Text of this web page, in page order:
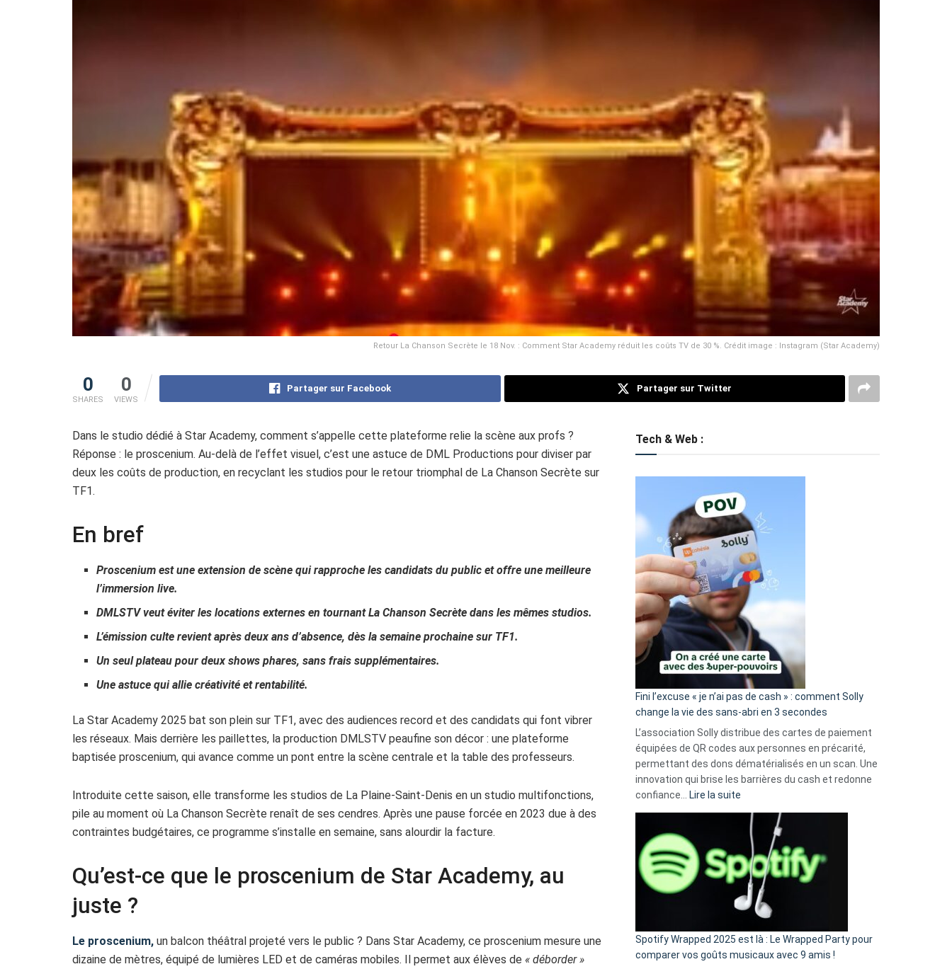
Retour La Chanson Secrète le 18 Nov. : Comment Star Academy réduit les coûts TV de 30 %. Crédit image : Instagram (Star Academy)
0
SHARES
0
VIEWS
Partager sur Facebook Partager sur Twitter
Dans le studio dédié à Star Academy, comment s’appelle cette plateforme relie la scène aux profs ?
Réponse : le proscenium. Au-delà de l’effet visuel, c’est une astuce de DML Productions pour diviser par
deux les coûts de production, en recyclant les studios pour le retour triomphal de La Chanson Secrète sur
TF1.
En bref
Proscenium est une extension de scène qui rapproche les candidats du public et offre une meilleure
l’immersion live.
DMLSTV veut éviter les locations externes en tournant La Chanson Secrète dans les mêmes studios.
L’émission culte revient après deux ans d’absence, dès la semaine prochaine sur TF1.
Un seul plateau pour deux shows phares, sans frais supplémentaires.
Une astuce qui allie créativité et rentabilité.
La Star Academy 2025 bat son plein sur TF1, avec des audiences record et des candidats qui font vibrer
les réseaux. Mais derrière les paillettes, la production DMLSTV peaufine son décor : une plateforme
baptisée proscenium, qui avance comme un pont entre la scène centrale et la table des professeurs.
Introduite cette saison, elle transforme les studios de La Plaine-Saint-Denis en un studio multifonctions,
pile au moment où La Chanson Secrète renaît de ses cendres. Après une pause forcée en 2023 due à des
contraintes budgétaires, ce programme s’installe en semaine, sans alourdir la facture.
Qu’est-ce que le proscenium de Star Academy, au
juste ?
Le proscenium, un balcon théâtral projeté vers le public ? Dans Star Academy, ce proscenium mesure une
dizaine de mètres, équipé de lumières LED et de caméras mobiles. Il permet aux élèves de « déborder »
Tech & Web :
Fini l’excuse « je n’ai pas de cash » : comment Solly
change la vie des sans-abri en 3 secondes
L’association Solly distribue des cartes de paiement
équipées de QR codes aux personnes en précarité,
permettant des dons dématérialisés en un scan. Une
innovation qui brise les barrières du cash et redonne
confiance… Lire la suite
Fini
l’excuse
je
n’ai
pas
de
cash
»
Spotify Wrapped 2025 est là : Le Wrapped Party pour
comparer vos goûts musicaux avec 9 amis !